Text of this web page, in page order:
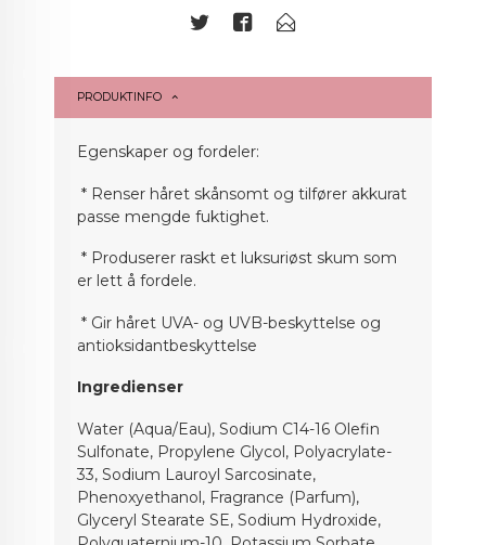
PRODUKTINFO
Egenskaper og fordeler:
* Renser håret skånsomt og tilfører akkurat
passe mengde fuktighet.
* Produserer raskt et luksuriøst skum som
er lett å fordele.
* Gir håret UVA- og UVB-beskyttelse og
antioksidantbeskyttelse
Ingredienser
Water (Aqua/Eau), Sodium C14-16 Olefin
Sulfonate, Propylene Glycol, Polyacrylate-
33, Sodium Lauroyl Sarcosinate,
Phenoxyethanol, Fragrance (Parfum),
Glyceryl Stearate SE, Sodium Hydroxide,